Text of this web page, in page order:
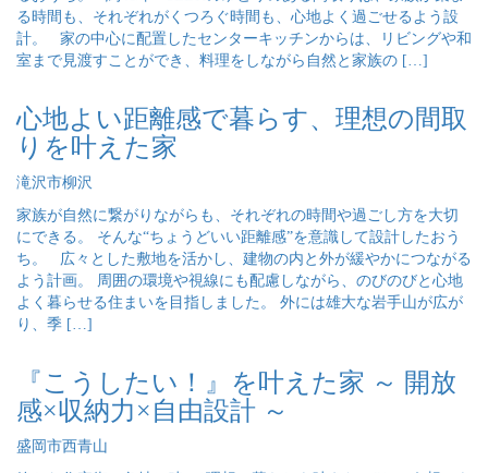
る時間も、それぞれがくつろぐ時間も、心地よく過ごせるよう設
計。 家の中心に配置したセンターキッチンからは、リビングや和
室まで見渡すことができ、料理をしながら自然と家族の […]
心地よい距離感で暮らす、理想の間取
りを叶えた家
滝沢市柳沢
家族が自然に繋がりながらも、それぞれの時間や過ごし方を大切
にできる。 そんな“ちょうどいい距離感”を意識して設計したおう
ち。 広々とした敷地を活かし、建物の内と外が緩やかにつながる
よう計画。 周囲の環境や視線にも配慮しながら、のびのびと心地
よく暮らせる住まいを目指しました。 外には雄大な岩手山が広が
り、季 […]
『こうしたい！』を叶えた家 ～ 開放
感×収納力×自由設計 ～
盛岡市西青山